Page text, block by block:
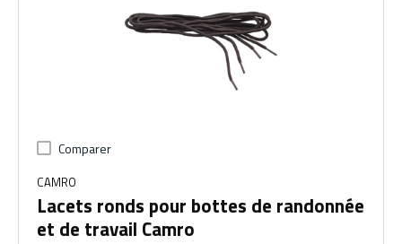
Comparer
CAMRO
Lacets ronds pour bottes de randonnée
et de travail Camro